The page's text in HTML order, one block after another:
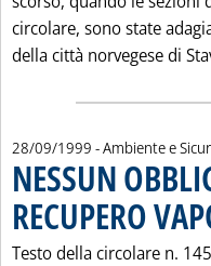
circolare, sono state
della città norvegese di
28/09/1999 - Ambiente e
NESSUN
RECUPERO
Testo della circolare n.